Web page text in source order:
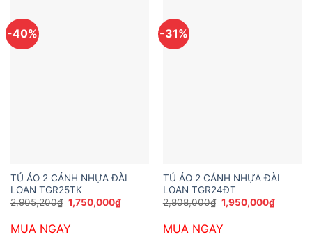
-40%
TỦ ÁO 2 CÁNH NHỰA ĐÀI
LOAN TGR25TK
2,905,200₫ Giá
gốc
2,905,200₫.
1,750,000₫Giá
hiện
MUA NGAY
-31%
TỦ ÁO 2 CÁNH NHỰA ĐÀI
LOAN TGR24ĐT
2,808,000₫ Giá
gốc
2,808,000₫.
1,950,000₫Giá
hiện
MUA NGAY